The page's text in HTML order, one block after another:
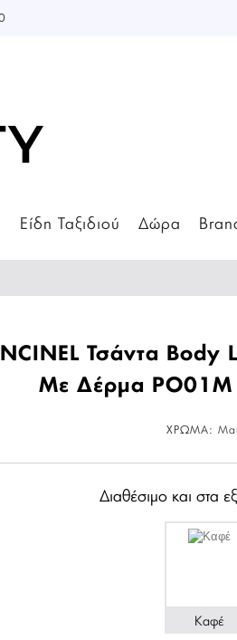
Είδη Ταξιδιού Δώρα
Τσάντα
Με Δέρμα
ΧΡΩΜΑ:
Διαθέσιμο και στα
Καφέ